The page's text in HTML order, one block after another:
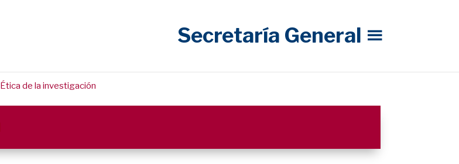
Secretaría General
Ética de la investigación